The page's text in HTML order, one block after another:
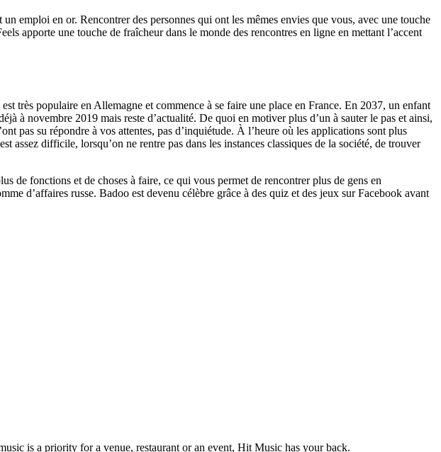
emploi en or. Rencontrer des personnes qui ont les mêmes envies que vous, avec une touche
apporte une touche de fraîcheur dans le monde des rencontres en ligne en mettant l’accent
très populaire en Allemagne et commence à se faire une place en France. En 2037, un enfant
à novembre 2019 mais reste d’actualité. De quoi en motiver plus d’un à sauter le pas et ainsi,
pas su répondre à vos attentes, pas d’inquiétude. À l’heure où les applications sont plus
difficile, lorsqu’on ne rentre pas dans les instances classiques de la société, de trouver
de fonctions et de choses à faire, ce qui vous permet de rencontrer plus de gens en
d’affaires russe. Badoo est devenu célèbre grâce à des quiz et des jeux sur Facebook avant
is a priority for a venue, restaurant or an event, Hit Music has your back.